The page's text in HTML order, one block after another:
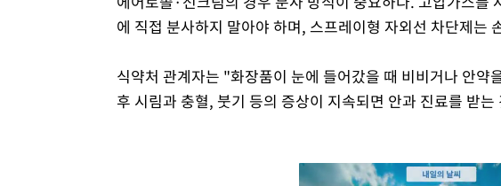
에 직접 분사하지 말아야 하며, 스프레이형 자외선 차단제는
식약처 관계자는 "화장품이 눈에 들어갔을 때 비비거나 안
후 시림과 충혈, 붓기 등의 증상이 지속되면 안과 진료를 받